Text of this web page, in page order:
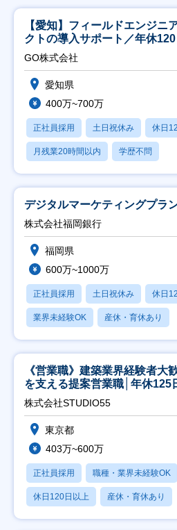
【愛知】フィールドエンジニ
クトの導入サポート／年休
直帰
GO株式会社
愛知県
400万~700万
正社員採用 土日祝休み 休日
月残業20時間以内 学歴不問
デジタルマーケティングプラ
株式会社福岡銀行
福岡県
600万~1000万
正社員採用 土日祝休み 休日
業界未経験OK 産休・育休あり
《営業職》建築業界経験者大
を支える提案営業職│年休
株式会社STUDIO55
東京都
403万~600万
正社員採用 職種・業界未経験OK
休日120日以上 産休・育休あり